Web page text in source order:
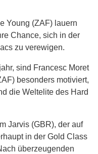
Young (ZAF) lauern
Chance, sich in der
zu verewigen.
sind Francesc Moret
besonders motiviert,
die Weltelite des Hard
Jarvis (GBR), der auf
in der Gold Class
überzeugenden